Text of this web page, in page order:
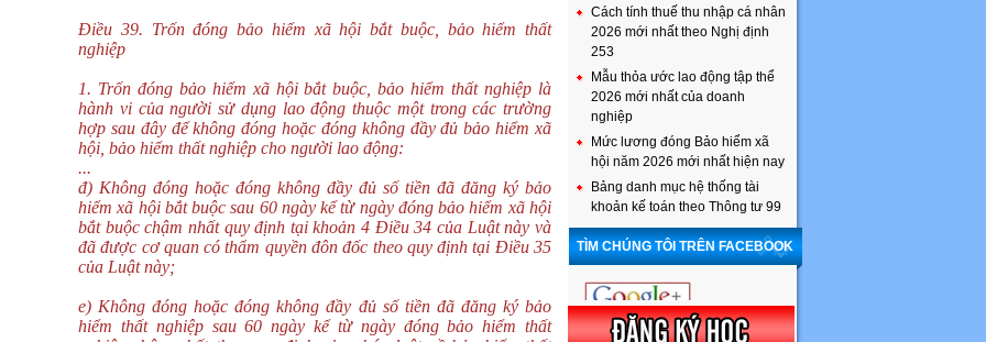
Điều 39. Trốn đóng bảo hiểm xã hội bắt buộc, bảo hiểm thất
nghiệp
1. Trốn đóng bảo hiểm xã hội bắt buộc, bảo hiểm thất nghiệp là
hành vi của người sử dụng lao động thuộc một trong các trường
hợp sau đây để không đóng hoặc đóng không đầy đủ bảo hiểm xã
hội, bảo hiểm thất nghiệp cho người lao động:
...
đ) Không đóng hoặc đóng không đầy đủ số tiền đã đăng ký bảo
hiểm xã hội bắt buộc sau 60 ngày kể từ ngày đóng bảo hiểm xã hội
bắt buộc chậm nhất quy định tại khoản 4 Điều 34 của Luật này và
đã được cơ quan có thẩm quyền đôn đốc theo quy định tại Điều 35
của Luật này;
e) Không đóng hoặc đóng không đầy đủ số tiền đã đăng ký bảo
hiểm thất nghiệp sau 60 ngày kể từ ngày đóng bảo hiểm thất
Cách tính thuế thu nhập cá nhân
2026 mới nhất theo Nghị định
253
Mẫu thỏa ước lao động tập thể
2026 mới nhất của doanh
nghiệp
Mức lương đóng Bảo hiểm xã
hội năm 2026 mới nhất hiện nay
Bảng danh mục hệ thống tài
khoản kế toán theo Thông tư 99
TÌM CHÚNG TÔI TRÊN FACEBOOK